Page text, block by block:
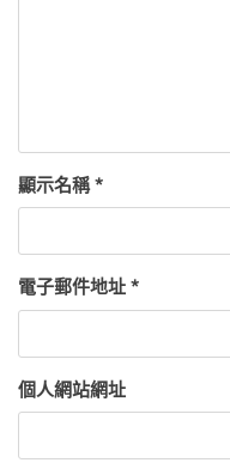
顯示名稱*
電子郵件地址 *
個人網站網址